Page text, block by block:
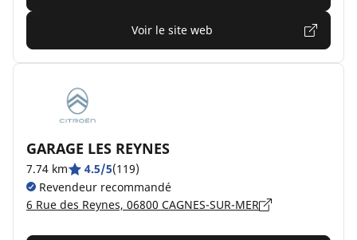
Voir le site web
GARAGE LES REYNES
7.74 km 4.5/5(119)
Revendeur recommandé
6 Rue des Reynes, 06800 CAGNES-SUR-MER